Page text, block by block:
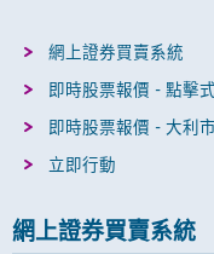
網上證券買賣系統
即時股票報價 - 點擊
即時股票報價 - 大利
立即行動
網上證券買賣系統